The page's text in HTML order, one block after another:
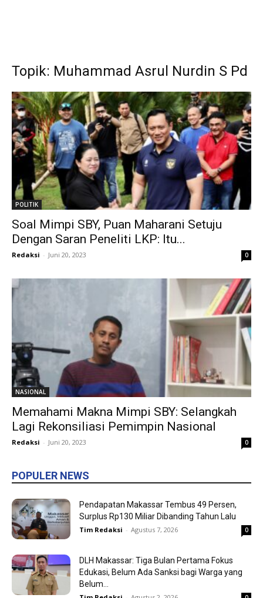
Topik: Muhammad Asrul Nurdin S Pd
POLITIK
Soal Mimpi SBY, Puan Maharani Setuju
Dengan Saran Peneliti LKP: Itu...
Redaksi - Juni 20, 2023 0
NASIONAL
Memahami Makna Mimpi SBY: Selangkah
Lagi Rekonsiliasi Pemimpin Nasional
Redaksi - Juni 20, 2023 0
POPULER NEWS
Pendapatan Makassar Tembus 49 Persen,
Surplus Rp130 Miliar Dibanding Tahun Lalu
Tim Redaksi - Agustus 7, 2026 0
DLH Makassar: Tiga Bulan Pertama Fokus
Edukasi, Belum Ada Sanksi bagi Warga yang
Belum...